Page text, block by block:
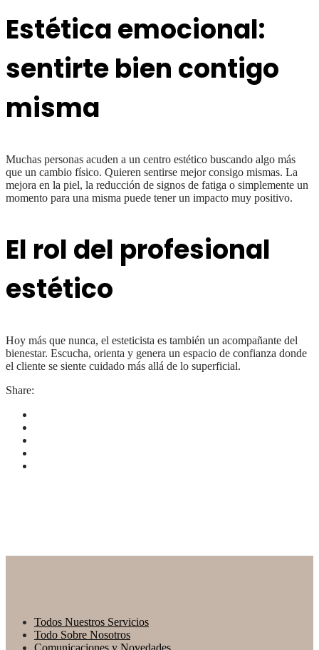
Estética emocional:
sentirte bien contigo
misma
Muchas personas acuden a un centro estético buscando algo más
que un cambio físico. Quieren sentirse mejor consigo mismas. La
mejora en la piel, la reducción de signos de fatiga o simplemente un
momento para una misma puede tener un impacto muy positivo.
El rol del profesional
estético
Hoy más que nunca, el esteticista es también un acompañante del
bienestar. Escucha, orienta y genera un espacio de confianza donde
el cliente se siente cuidado más allá de lo superficial.
Share:
Todos Nuestros Servicios
Todo Sobre Nosotros